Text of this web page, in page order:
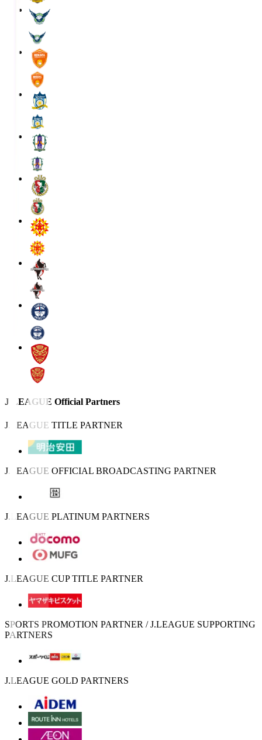
J.LEAGUE Official Partners
J.LEAGUE TITLE PARTNER
J.LEAGUE OFFICIAL BROADCASTING PARTNER
J.LEAGUE PLATINUM PARTNERS
J.LEAGUE CUP TITLE PARTNER
SPORTS PROMOTION PARTNER / J.LEAGUE SUPPORTING
PARTNERS
J.LEAGUE GOLD PARTNERS